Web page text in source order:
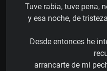
Tuve rabia, tuve pena,
y esa noche, de
Desde entonces he
arrancarte de mi